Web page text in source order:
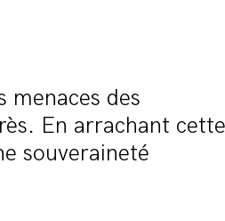
menaces des
En arrachant cette
souveraineté